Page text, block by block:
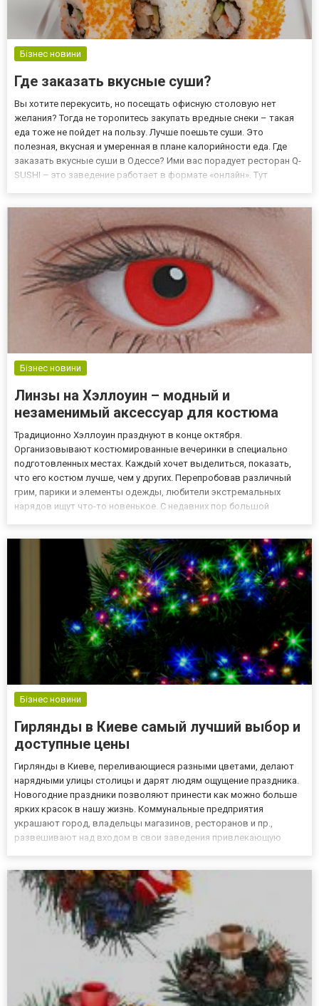
Бізнес новини
Где заказать вкусные суши?
Вы хотите перекусить, но посещать офисную столовую нет
желания? Тогда не торопитесь закупать вредные снеки – такая
еда тоже не пойдет на пользу. Лучше поешьте суши. Это
полезная, вкусная и умеренная в плане калорийности еда. Где
заказать вкусные суши в Одессе? Ими вас порадует ресторан Q-
SUSHI – это заведение работает в формате «онлайн». Тут
Бізнес новини
Линзы на Хэллоуин – модный и
незаменимый аксессуар для костюма
Традиционно Хэллоуин празднуют в конце октября.
Организовывают костюмированные вечеринки в специально
подготовленных местах. Каждый хочет выделиться, показать,
что его костюм лучше, чем у других. Перепробовав различный
грим, парики и элементы одежды, любители экстремальных
нарядов ищут что-то новенькое. С недавних пор большой
необычных цветов. Они не предна...
Бізнес новини
Гирлянды в Киеве самый лучший выбор и
доступные цены
Гирлянды в Киеве, переливающиеся разными цветами, делают
нарядными улицы столицы и дарят людям ощущение праздника.
Новогодние праздники позволяют принести как можно больше
ярких красок в нашу жизнь. Коммунальные предприятия
украшают город, владельцы магазинов, ресторанов и пр.,
развешивают над входом в свои заведения привлекающую
теперь эко...